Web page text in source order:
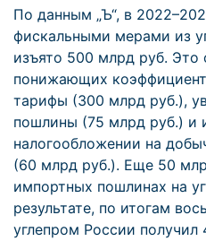
По данным „Ъ“, в
фискальными мерами из
изъято 500 млрд руб. Это
понижающих
тарифы (300 млрд руб.),
пошлины (75 млрд руб.) и
налогообложении на
(60 млрд руб.). Еще 50
импортных пошлинах на
результате, по итогам
углепром России получил